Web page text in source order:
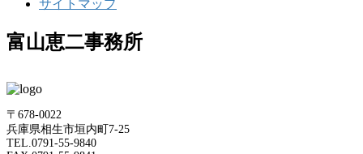
サイトマップ
富山恵二事務所
〒678-0022
兵庫県相生市垣内町7-25
TEL.0791-55-9840